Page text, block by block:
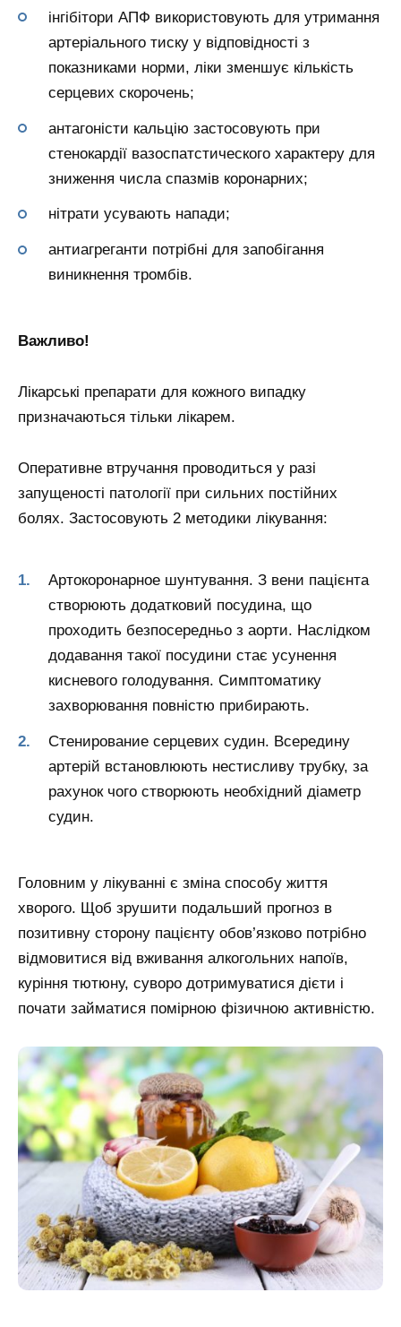
інгібітори АПФ використовують для утримання
артеріального тиску у відповідності з
показниками норми, ліки зменшує кількість
серцевих скорочень;
антагоністи кальцію застосовують при
стенокардії вазоспатстического характеру для
зниження числа спазмів коронарних;
нітрати усувають напади;
антиагреганти потрібні для запобігання
виникнення тромбів.
Важливо!
Лікарські препарати для кожного випадку
призначаються тільки лікарем.
Оперативне втручання проводиться у разі
запущеності патології при сильних постійних
болях. Застосовують 2 методики лікування:
Артокоронарное шунтування. З вени пацієнта
створюють додатковий посудина, що
проходить безпосередньо з аорти. Наслідком
додавання такої посудини стає усунення
кисневого голодування. Симптоматику
захворювання повністю прибирають.
Стенирование серцевих судин. Всередину
артерій встановлюють нестисливу трубку, за
рахунок чого створюють необхідний діаметр
судин.
Головним у лікуванні є зміна способу життя
хворого. Щоб зрушити подальший прогноз в
позитивну сторону пацієнту обов’язково потрібно
відмовитися від вживання алкогольних напоїв,
куріння тютюну, суворо дотримуватися дієти і
почати займатися помірною фізичною активністю.